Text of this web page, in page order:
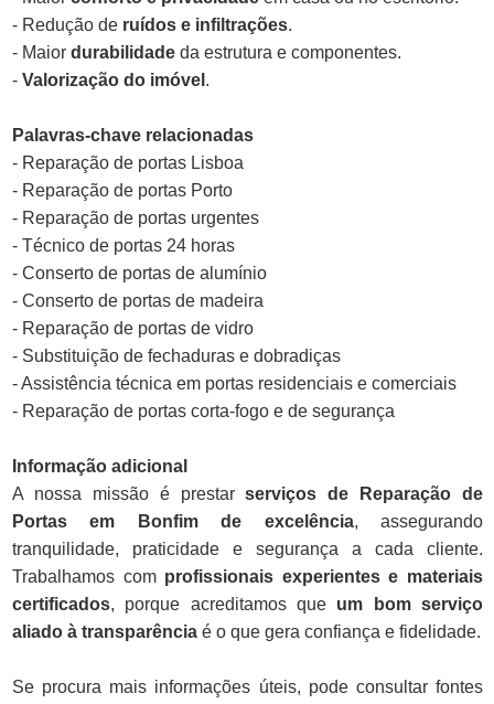
- Redução de ruídos e infiltrações.
- Maior durabilidade da estrutura e componentes.
- Valorização do imóvel .
Palavras-chave relacionadas
- Reparação de portas Lisboa
- Reparação de portas Porto
- Reparação de portas urgentes
- Técnico de portas 24 horas
- Conserto de portas de alumínio
- Conserto de portas de madeira
- Reparação de portas de vidro
- Substituição de fechaduras e dobradiças
- Assistência técnica em portas residenciais e comerciais
- Reparação de portas corta-fogo e de segurança
Informação adicional
A nossa missão é prestarserviços de Reparação de
Portas em Bonfim de excelência, assegurando
tranquilidade, praticidade e segurança a cada cliente.
Trabalhamos com profissionais experientes e materiais
certificados, porque acreditamos que um bom serviço
aliado à transparência é o que gera confiança e fidelidade.
Se procura mais informações úteis, pode consultar fontes